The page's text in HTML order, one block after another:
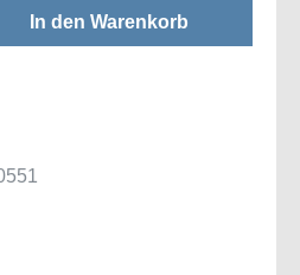
Gib den gewünschten
In den Warenkorb